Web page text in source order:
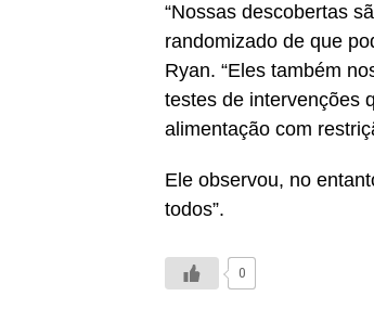
“Nossas descobertas
randomizado de que
Ryan. “Eles também
testes de intervenções
alimentação com
Ele observou, no
todos”.
0